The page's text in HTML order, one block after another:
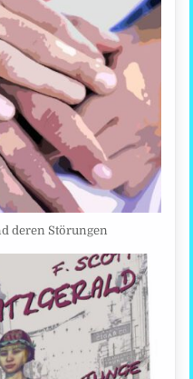
deren Störungen